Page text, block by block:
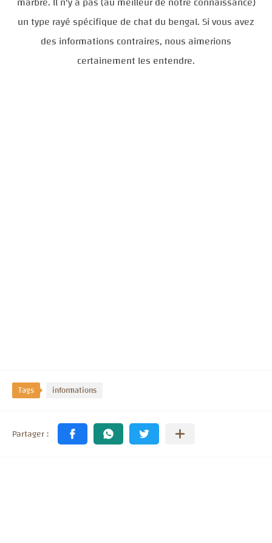
un type rayé spécifique de chat du bengal. Si vous avez
des informations contraires, nous aimerions
certainement les entendre.
Tags informations